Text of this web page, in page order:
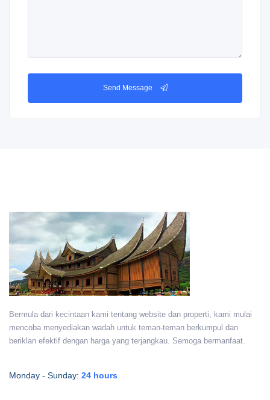
Send Message
Bermula dari kecintaan kami tentang website dan properti, kami mulai
mencoba menyediakan wadah untuk teman-teman berkumpul dan
beriklan efektif dengan harga yang terjangkau. Semoga bermanfaat.
Monday - Sunday: 24 hours